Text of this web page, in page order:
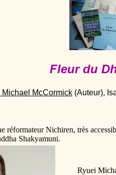
Fleur du
Michael McCormick (Auteur),
réformateur Nichiren, très
Shakyamuni.
Ryuei